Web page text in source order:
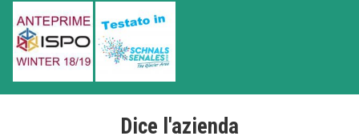
Dice l'azienda